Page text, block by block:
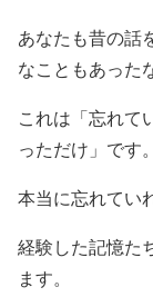
あなたも昔の話
なこともあった
これは「忘れて
っただけ」です。
本当に忘れてい
経験した記憶た
ます。